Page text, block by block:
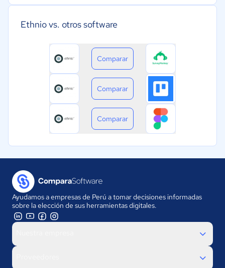
Ethnio vs. otros software
Comparar
Comparar
Comparar
Ayudamos a empresas de Perú a tomar decisiones informadas
sobre la elección de sus herramientas digitales.